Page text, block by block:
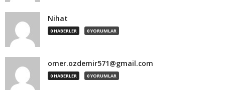
Nihat
0 HABERLER 0 YORUMLAR
omer.ozdemir571@gmail.com
0 HABERLER 0 YORUMLAR